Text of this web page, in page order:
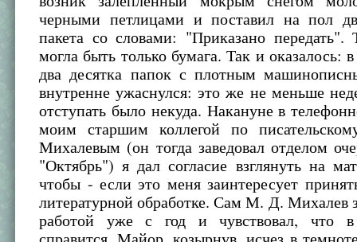
черными петлицами и поставил на пол
пакета со словами: "Приказано передать".
могла быть только бумага. Так и оказалось:
два десятка папок с плотным
внутренне ужаснулся: это же не меньше
отступать было некуда. Накануне в
моим старшим коллегой по
Михалевым (он тогда заведовал отделом
"Октябрь") я дал согласие взглянуть на
чтобы - если это меня заинтересует
литературной обработке. Сам М. Д. Михалев
работой уже с год и чувствовал, что